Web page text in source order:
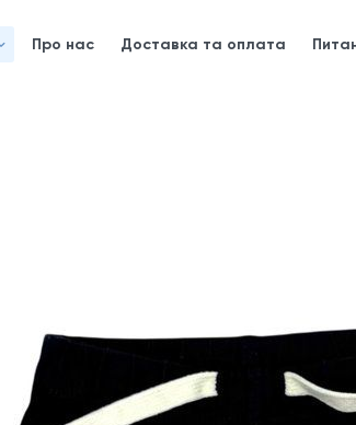
Про нас Доставка та оплата